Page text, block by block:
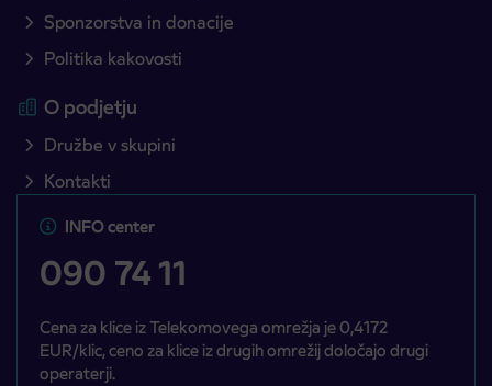
Sponzorstva in donacije
Politika kakovosti
O podjetju
Družbe v skupini
Kontakti
INFO center
090 74 11
Cena za klice iz Telekomovega omrežja je 0,4172
EUR/klic, ceno za klice iz drugih omrežij določajo drugi
operaterji.